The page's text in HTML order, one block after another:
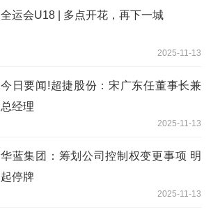
全运会U18 | 多点开花，再下一城
2025-11-13
今日要闻!超捷股份：宋广东任董事长兼
总经理
2025-11-13
华蓝集团：筹划公司控制权变更事项 明
起停牌
2025-11-13